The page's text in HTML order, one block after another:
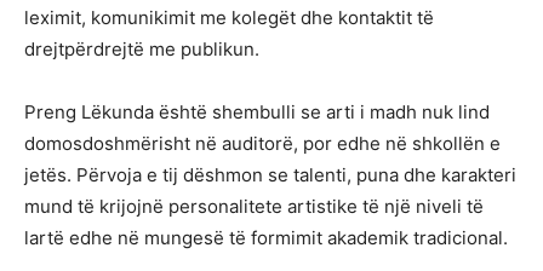
leximit, komunikimit me kolegët dhe kontaktit të
drejtpërdrejtë me publikun.
Preng Lëkunda është shembulli se arti i madh nuk lind
domosdoshmërisht në auditorë, por edhe në shkollën e
jetës. Përvoja e tij dëshmon se talenti, puna dhe karakteri
mund të krijojnë personalitete artistike të një niveli të
lartë edhe në mungesë të formimit akademik tradicional.